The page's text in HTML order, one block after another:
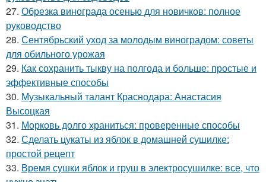
27. Обрезка винограда осенью для новичков: полное
руководство
28. Сентябрьский уход за молодым виноградом: советы
для обильного урожая
29. Как сохранить тыкву на полгода и больше: простые и
эффективные способы
30. Музыкальный талант Краснодара: Анастасия
Высоцкая
31. Морковь долго храниться: проверенные способы
32. Сделать цукаты из яблок в домашней сушилке:
простой рецепт
33. Время сушки яблок и груш в электросушилке: все, что